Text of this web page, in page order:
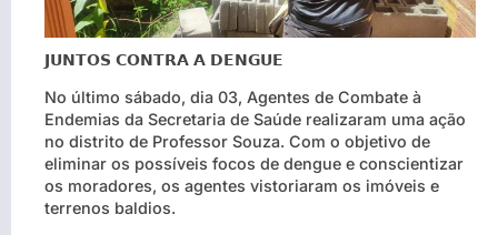
𝗝𝗨𝗡𝗧𝗢𝗦 𝗖𝗢𝗡𝗧𝗥𝗔 𝗔 𝗗𝗘𝗡𝗚𝗨𝗘
No último sábado, dia 03, Agentes de Combate à
Endemias da Secretaria de Saúde realizaram uma ação
no distrito de Professor Souza. Com o objetivo de
eliminar os possíveis focos de dengue e conscientizar
os moradores, os agentes vistoriaram os imóveis e
terrenos baldios.